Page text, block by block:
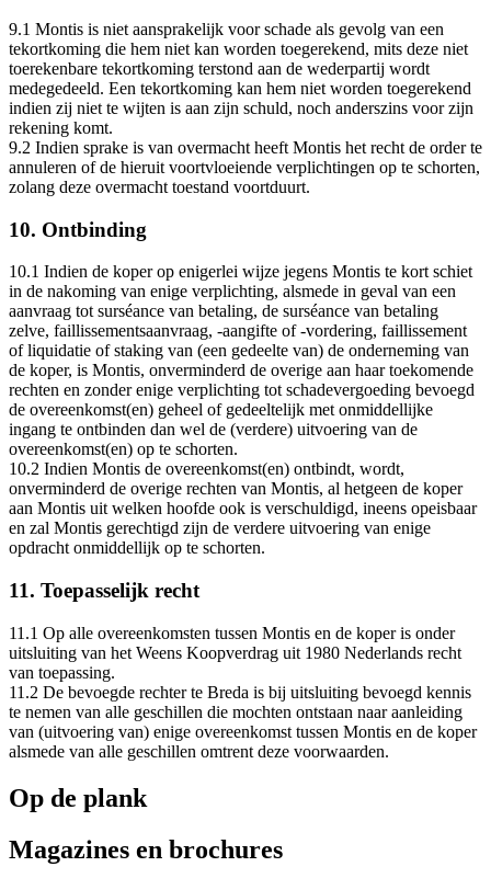
9.1 Montis is niet aansprakelijk voor schade als gevolg van een
tekortkoming die hem niet kan worden toegerekend, mits deze niet
toerekenbare tekortkoming terstond aan de wederpartij wordt
medegedeeld. Een tekortkoming kan hem niet worden toegerekend
indien zij niet te wijten is aan zijn schuld, noch anderszins voor zijn
rekening komt.
9.2 Indien sprake is van overmacht heeft Montis het recht de order te
annuleren of de hieruit voortvloeiende verplichtingen op te schorten,
zolang deze overmacht toestand voortduurt.
10. Ontbinding
10.1 Indien de koper op enigerlei wijze jegens Montis te kort schiet
in de nakoming van enige verplichting, alsmede in geval van een
aanvraag tot surséance van betaling, de surséance van betaling
zelve, faillissementsaanvraag, -aangifte of -vordering, faillissement
of liquidatie of staking van (een gedeelte van) de onderneming van
de koper, is Montis, onverminderd de overige aan haar toekomende
rechten en zonder enige verplichting tot schadevergoeding bevoegd
de overeenkomst(en) geheel of gedeeltelijk met onmiddellijke
ingang te ontbinden dan wel de (verdere) uitvoering van de
overeenkomst(en) op te schorten.
10.2 Indien Montis de overeenkomst(en) ontbindt, wordt,
onverminderd de overige rechten van Montis, al hetgeen de koper
aan Montis uit welken hoofde ook is verschuldigd, ineens opeisbaar
en zal Montis gerechtigd zijn de verdere uitvoering van enige
opdracht onmiddellijk op te schorten.
11. Toepasselijk recht
11.1 Op alle overeenkomsten tussen Montis en de koper is onder
uitsluiting van het Weens Koopverdrag uit 1980 Nederlands recht
van toepassing.
11.2 De bevoegde rechter te Breda is bij uitsluiting bevoegd kennis
te nemen van alle geschillen die mochten ontstaan naar aanleiding
van (uitvoering van) enige overeenkomst tussen Montis en de koper
alsmede van alle geschillen omtrent deze voorwaarden.
Op de plank
Magazines en brochures